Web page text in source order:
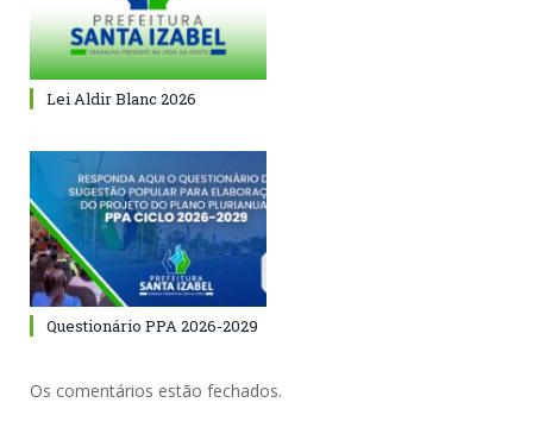
Lei Aldir Blanc 2026
Questionário PPA 2026-2029
Os comentários estão fechados.